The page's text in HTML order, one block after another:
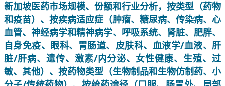
新加坡医药市场规模、份额和行业分析，按类型（药物
和疫苗）、按疾病适应症（肿瘤、糖尿病、传染病、心
血管、神经病学和精神病学、呼吸系统、肾脏、肥胖、
自身免疫、眼科、胃肠道、皮肤科、血液学/血液、肝
脏/肝病、遗传、激素/内分泌、女性健康、生殖、过
敏、其他）、按药物类型（生物制品和生物仿制药、小